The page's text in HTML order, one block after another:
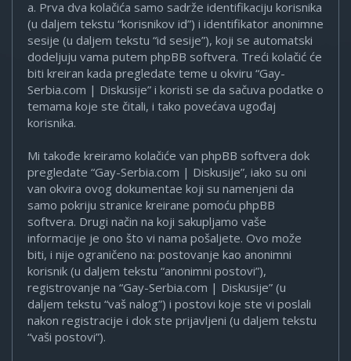
a. Prva dva kolačića samo sadrže identifikaciju korisnika
(u daljem tekstu “korisnikov id”) i identifikator anonimne
sesije (u daljem tekstu “id sesije”), koji se automatski
dodeljuju vama putem phpBB softvera. Treći kolačić će
biti kreiran kada pregledate teme u okviru “Gay-
Serbia.com | Diskusije” i koristi se da sačuva podatke o
temama koje ste čitali, i tako povećava ugođaj
korisnika.
Mi takođe kreiramo kolačiće van phpBB softvera dok
pregledate “Gay-Serbia.com | Diskusije”, iako su oni
van okvira ovog dokumentae koji su namenjeni da
samo pokriju stranice kreirane pomoću phpBB
softvera. Drugi način na koji sakupljamo vaše
informacije je ono što vi nama pošaljete. Ovo može
biti, i nije ograničeno na: postovanje kao anonimni
korisnik (u daljem tekstu “anonimni postovi”),
registrovanje na “Gay-Serbia.com | Diskusije” (u
daljem tekstu “vaš nalog”) i postovi koje ste vi poslali
nakon registracije i dok ste prijavljeni (u daljem tekstu
“vaši postovi”).